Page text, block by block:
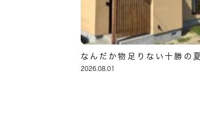
なんだか物足りない十勝の夏
2026.08.01